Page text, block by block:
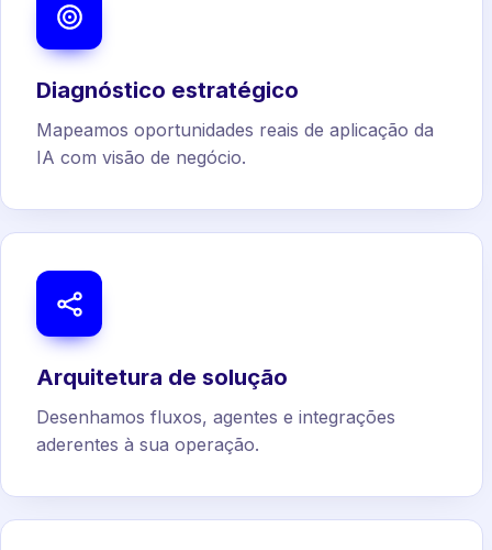
Diagnóstico estratégico
Mapeamos oportunidades reais de aplicação da
IA com visão de negócio.
Arquitetura de solução
Desenhamos fluxos, agentes e integrações
aderentes à sua operação.